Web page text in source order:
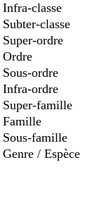
Infra-classe
Subter-classe
Super-ordre
Ordre
Sous-ordre
Infra-ordre
Super-famille
Famille
Sous-famille
Genre / Espèce